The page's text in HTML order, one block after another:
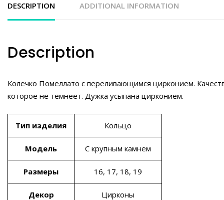
DESCRIPTION ADDITIONAL INFORMATION
Description
Колечко Помеллато с переливающимся цирконием.
которое не темнеет. Дужка усыпана цирконием.
Тип изделия Кольцо
Модель С крупным камнем
Размеры 16, 17, 18, 19
Декор Цирконы